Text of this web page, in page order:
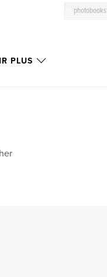
photobooks
PLUS